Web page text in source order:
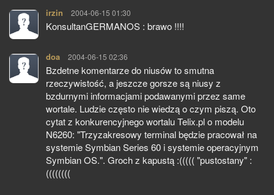
irzin pisze:
2004-06-15 01:30
KonsultanGERMANOS : brawo !!!!
doa pisze:
2004-06-15 02:36
Bzdetne komentarze do niusów to smutna
rzeczywistość, a jeszcze gorsze są niusy z
bzdurnymi informacjami podawanymi przez same
wortale. Ludzie często nie wiedzą o czym piszą. Oto
cytat z konkurencyjnego wortalu Telix.pl o modelu
N6260: "Trzyzakresowy terminal będzie pracował na
systemie Symbian Series 60 i systemie operacyjnym
Symbian OS.". Groch z kapustą :((((( "pustostany" :
((((((((